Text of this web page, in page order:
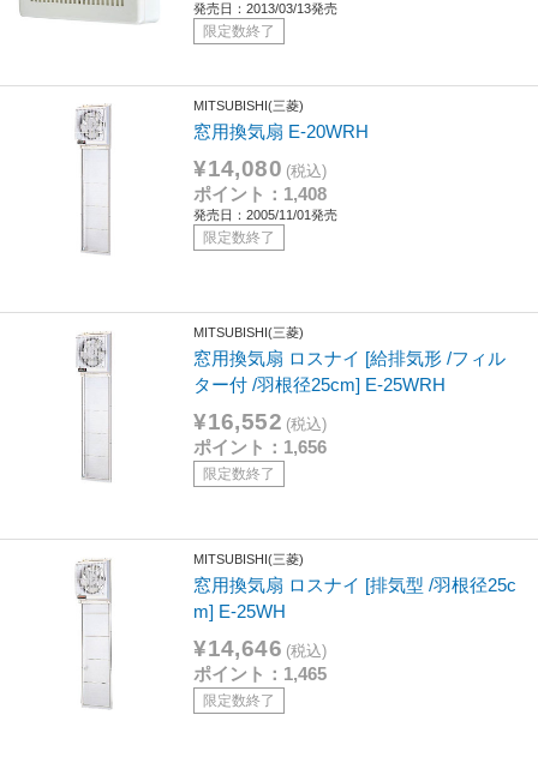
発売日：2013/03/13発売
限定数終了
MITSUBISHI(三菱)
窓用換気扇 E-20WRH
¥14,080 (税込)
ポイント：1,408
発売日：2005/11/01発売
限定数終了
MITSUBISHI(三菱)
窓用換気扇 ロスナイ [給排気形 /フィル
ター付 /羽根径25cm] E-25WRH
¥16,552 (税込)
ポイント：1,656
限定数終了
MITSUBISHI(三菱)
窓用換気扇 ロスナイ [排気型 /羽根径25c
m] E-25WH
¥14,646 (税込)
ポイント：1,465
限定数終了